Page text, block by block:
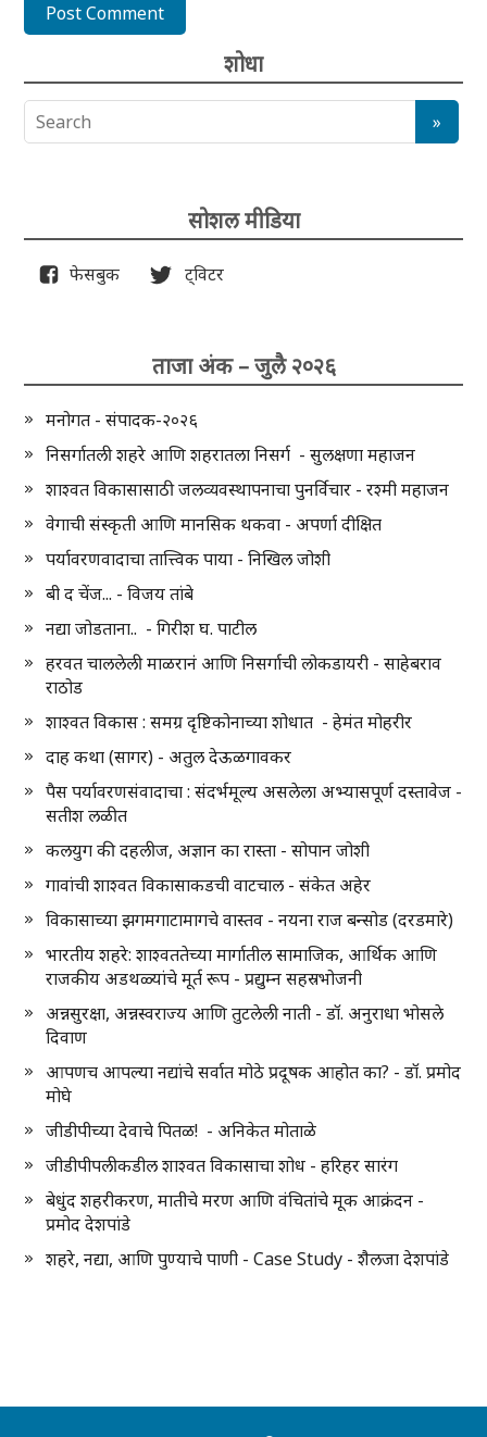
शोधा
सोशल मीडिया
फेसबुक ट्विटर
ताजा अंक – जुलै २०२६
मनोगत - संपादक-२०२६
निसर्गातली शहरे आणि शहरातला निसर्ग - सुलक्षणा महाजन
शाश्वत विकासासाठी जलव्यवस्थापनाचा पुनर्विचार - रश्मी महाजन
वेगाची संस्कृती आणि मानसिक थकवा - अपर्णा दीक्षित
पर्यावरणवादाचा तात्त्विक पाया - निखिल जोशी
बी द चेंज... - विजय तांबे
नद्या जोडताना.. - गिरीश घ. पाटील
हरवत चाललेली माळरानं आणि निसर्गाची लोकडायरी - साहेबराव
राठोड
शाश्वत विकास : समग्र दृष्टिकोनाच्या शोधात - हेमंत मोहरीर
दाह कथा (सागर) - अतुल देऊळगावकर
पैस पर्यावरणसंवादाचा : संदर्भमूल्य असलेला अभ्यासपूर्ण दस्तावेज -
सतीश लळीत
कलयुग की दहलीज, अज्ञान का रास्ता - सोपान जोशी
गावांची शाश्वत विकासाकडची वाटचाल - संकेत अहेर
विकासाच्या झगमगाटामागचे वास्तव - नयना राज बन्सोड (दरडमारे)
भारतीय शहरे: शाश्वततेच्या मार्गातील सामाजिक, आर्थिक आणि
राजकीय अडथळ्यांचे मूर्त रूप - प्रद्युम्न सहस्रभोजनी
अन्नसुरक्षा, अन्नस्वराज्य आणि तुटलेली नाती - डॉ. अनुराधा भोसले
दिवाण
आपणच आपल्या नद्यांचे सर्वात मोठे प्रदूषक आहोत का? - डॉ. प्रमोद
मोघे
जीडीपीच्या देवाचे पितळ! - अनिकेत मोताळे
जीडीपीपलीकडील शाश्वत विकासाचा शोध - हरिहर सारंग
बेधुंद शहरीकरण, मातीचे मरण आणि वंचितांचे मूक आक्रंदन -
प्रमोद देशपांडे
शहरे, नद्या, आणि पुण्याचे पाणी - Case Study - शैलजा देशपांडे